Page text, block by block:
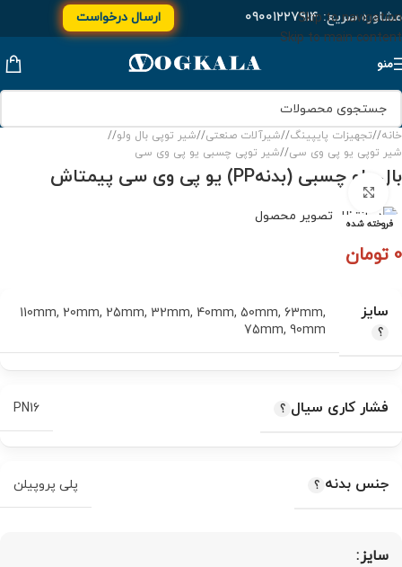
Skip to navigation
Skip to main content
مشاوره سریع:۰۹۰۰۱۲۲۷۹۱۴ ارسال درخواست
منو
خانه/ تجهیزات پایپینگ/ شیرآلات صنعتی/ شیر توپی بال ولو/
شیر توپی یو پی وی سی/ شیر توپی چسبی یو پی وی سی
بال ولو چسبی (بدنهPP) یو پی وی سی پیمتاش
فروخته شده
برای بزرگنمایی کلیک کنید
0 تومان
سایز 110mm, 20mm, 25mm, 32mm, 40mm,50mm,63mm,
75mm,90mm
فشار کاری سیال PN16
جنس بدنه پلی‌ پروپیلن
سایز